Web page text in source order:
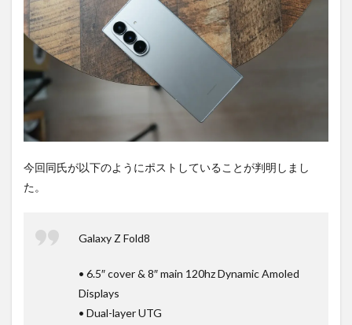
購入
は待
ち時
間不
要の
オン
ライ
ョッ
す
め！
今回同氏が以下のようにポストしていることが判明しまし
た。
Galaxy Z Fold8
• 6.5″ cover & 8″ main 120hz Dynamic Amoled
Displays
• Dual-layer UTG